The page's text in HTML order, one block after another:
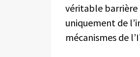
véritable barrière
uniquement de
mécanismes de